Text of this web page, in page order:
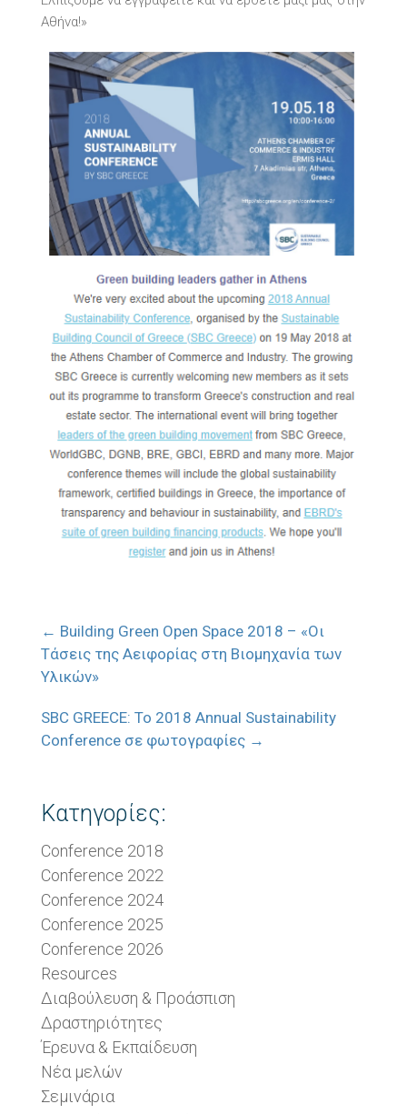
Αθήνα!»
← Building Green Open Space 2018 – «Οι
Τάσεις της Αειφορίας στη Βιομηχανία των
Υλικών»
SBC GREECE: Το 2018 Annual Sustainability
Conference σε φωτογραφίες →
Κατηγορίες:
Conference 2018
Conference 2022
Conference 2024
Conference 2025
Conference 2026
Resources
Διαβούλευση & Προάσπιση
Δραστηριότητες
Έρευνα & Εκπαίδευση
Νέα μελών
Σεμινάρια